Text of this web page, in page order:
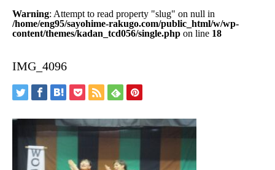
Warning: Attempt to read property "slug" on null in
/home/eng95/sayohime-rakugo.com/public_html/w/wp-
content/themes/kadan_tcd056/single.php on line 18
IMG_4096